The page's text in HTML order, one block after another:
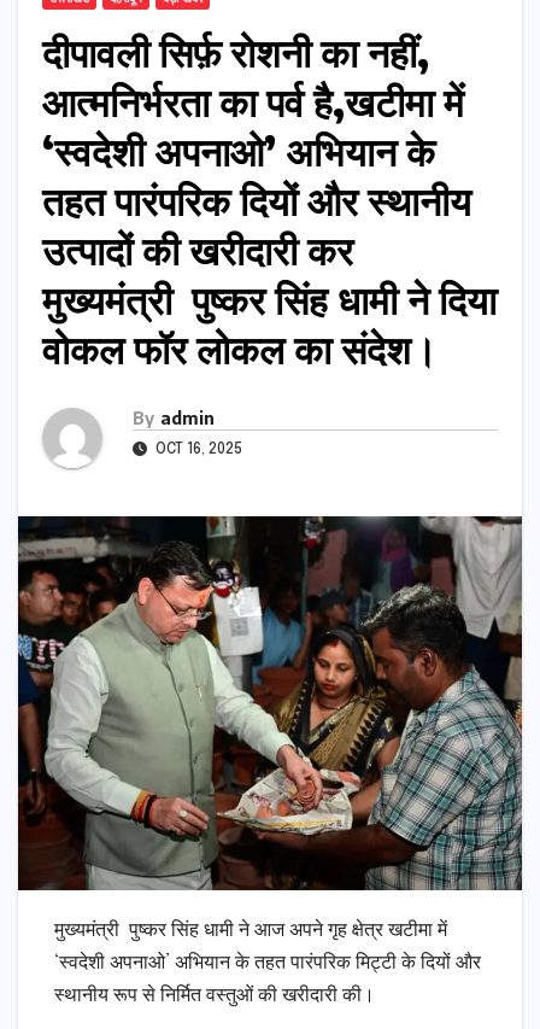
दीपावली सिर्फ़ रोशनी का नहीं,
आत्मनिर्भरता का पर्व है,खटीमा में
‘स्वदेशी अपनाओ’ अभियान के
तहत पारंपरिक दियों और स्थानीय
उत्पादों की खरीदारी कर
मुख्यमंत्री पुष्कर सिंह धामी ने दिया
वोकल फॉर लोकल का संदेश।
By admin
OCT 16, 2025
मुख्यमंत्री पुष्कर सिंह धामी ने आज अपने गृह क्षेत्र खटीमा में
‘स्वदेशी अपनाओ’ अभियान के तहत पारंपरिक मिट्टी के दियों और
स्थानीय रूप से निर्मित वस्तुओं की खरीदारी की।